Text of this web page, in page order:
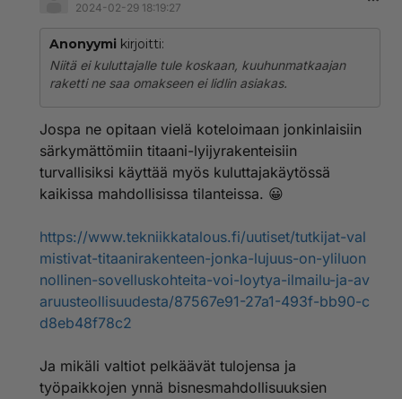
2024-02-29 18:19:27
Anonyymi kirjoitti:
Niitä ei kuluttajalle tule koskaan, kuuhunmatkaajan
raketti ne saa omakseen ei lidlin asiakas.
Jospa ne opitaan vielä koteloimaan jonkinlaisiin
särkymättömiin titaani-lyijyrakenteisiin
turvallisiksi käyttää myös kuluttajakäytössä
kaikissa mahdollisissa tilanteissa. 😀
https://www.tekniikkatalous.fi/uutiset/tutkijat-val
mistivat-titaanirakenteen-jonka-lujuus-on-yliluon
nollinen-sovelluskohteita-voi-loytya-ilmailu-ja-av
aruusteollisuudesta/87567e91-27a1-493f-bb90-c
d8eb48f78c2
Ja mikäli valtiot pelkäävät tulojensa ja
työpaikkojen ynnä bisnesmahdollisuuksien